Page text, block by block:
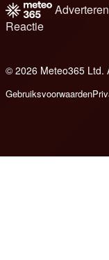
Adverteren
Reactie
© 2026 Meteo365 Ltd.
Gebruiksvoorwaarden